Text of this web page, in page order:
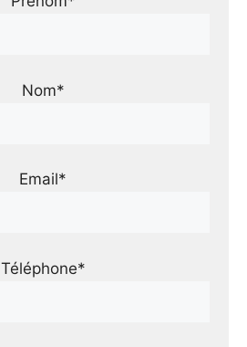
Nom*
Email*
Téléphone*